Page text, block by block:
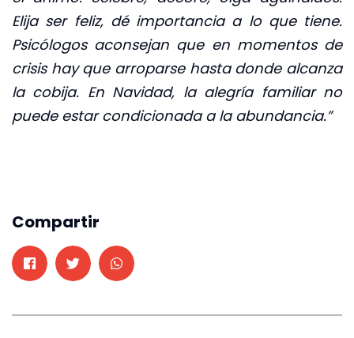
Elija ser feliz, dé importancia a lo que tiene.
Psicólogos aconsejan que en momentos de
crisis hay que arroparse hasta donde alcanza
la cobija. En Navidad, la alegría familiar no
puede estar condicionada a la abundancia.”
Compartir